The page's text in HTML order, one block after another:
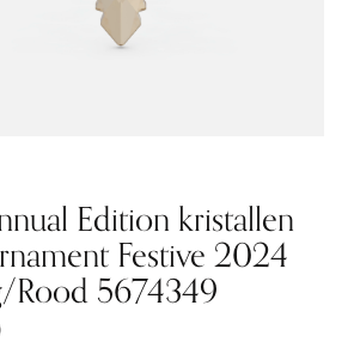
Edition kristallen
Festive 2024
5674349